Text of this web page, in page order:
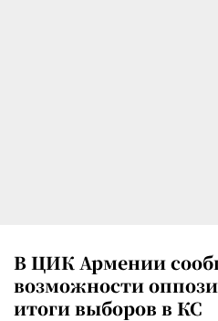
В ЦИК Армении
возможности
итоги выборов в КС